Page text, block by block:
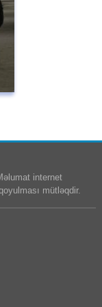
internet
mütləqdir.